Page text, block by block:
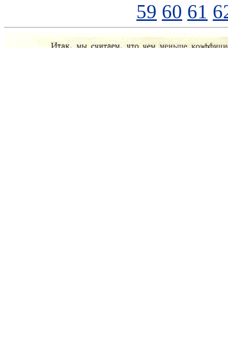
59 60 61